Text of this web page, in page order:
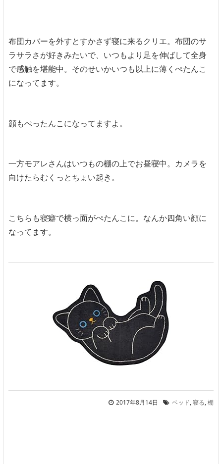
布団カバーを外すとすかさず寝に来るクリエ。布団のサ
ラサラさが好きみたいで、いつもより足を伸ばして全身
で感触を堪能中。そのせいかいつも以上に薄くぺたんこ
になってます。
顔もぺったんこになってますよ。
一方モアレさんはいつもの棚の上でお昼寝中。カメラを
向けたらむくっとちょい起き。
こちらも寝癖で横っ面がぺたんこに。なんか四角い顔に
なってます。
2017年8月14日 ベッド,寝る,棚